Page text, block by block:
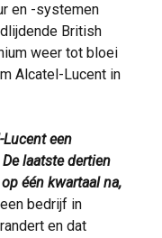
en -systemen
British
weer tot bloei
Alcatel-Lucent in
Lucent een
laatste dertien
één kwartaal na,
bedrijf in
en dat